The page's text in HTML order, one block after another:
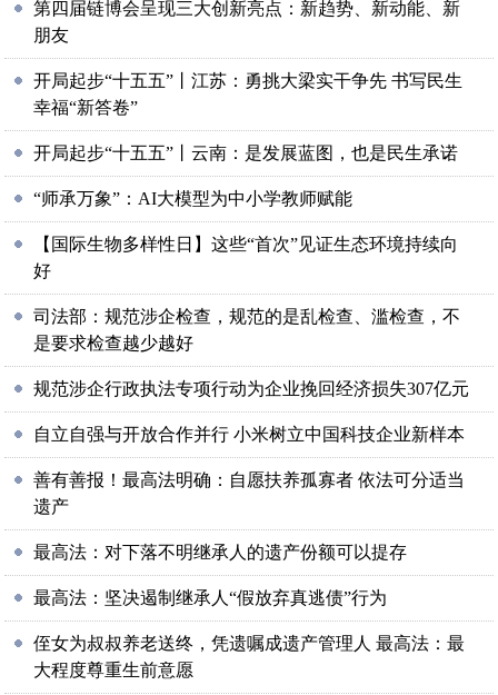
第四届链博会呈现三大创新亮点：新趋势、新动能、新
朋友
开局起步“十五五”丨江苏：勇挑大梁实干争先 书写民生
幸福“新答卷”
开局起步“十五五”丨云南：是发展蓝图，也是民生承诺
“师承万象”：AI大模型为中小学教师赋能
【国际生物多样性日】这些“首次”见证生态环境持续向
好
司法部：规范涉企检查，规范的是乱检查、滥检查，不
是要求检查越少越好
规范涉企行政执法专项行动为企业挽回经济损失307亿元
自立自强与开放合作并行 小米树立中国科技企业新样本
善有善报！最高法明确：自愿扶养孤寡者 依法可分适当
遗产
最高法：对下落不明继承人的遗产份额可以提存
最高法：坚决遏制继承人“假放弃真逃债”行为
侄女为叔叔养老送终，凭遗嘱成遗产管理人 最高法：最
大程度尊重生前意愿